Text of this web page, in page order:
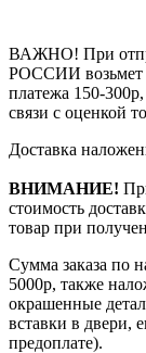
ВАЖНО! При
РОССИИ возьмет
платежа 150-
связи с оценкой
Доставка
ВНИМАНИЕ!
стоимость
товар при
Сумма заказа по
5000р, также
окрашенные
вставки в двери,
предоплате).